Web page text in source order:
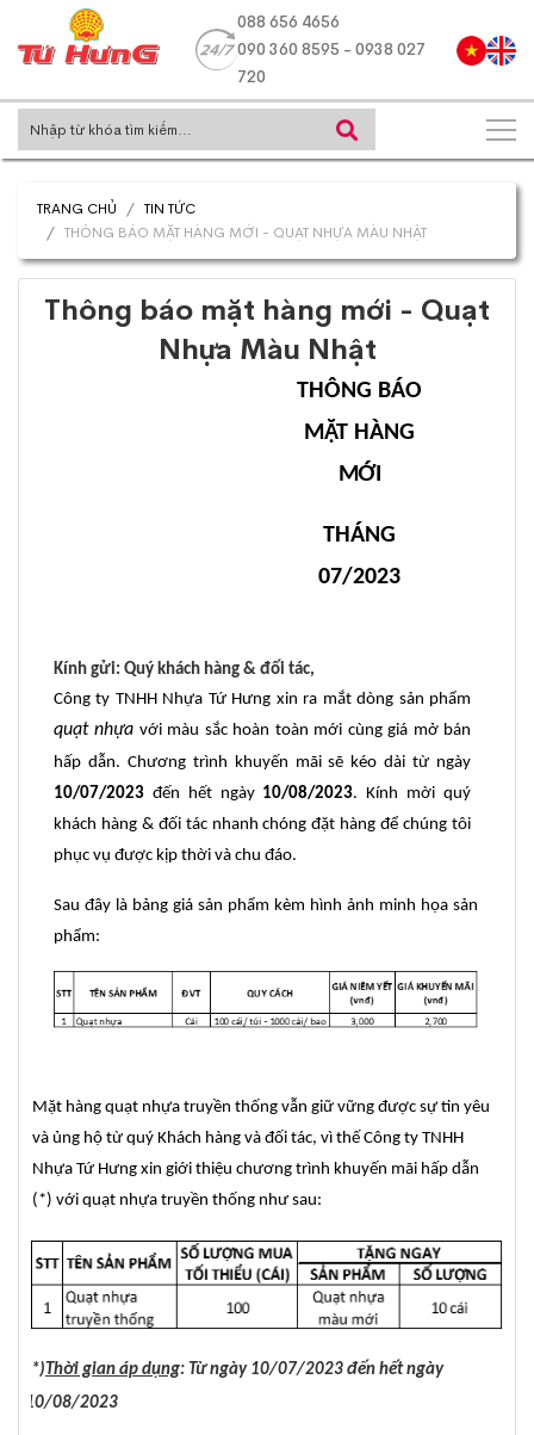
088 656 4656
090 360 8595 - 0938 027
720
TRANG CHỦ
TIN TỨC
THÔNG BÁO MẶT HÀNG MỚI - QUẠT NHỰA MÀU NHẬT
Thông báo mặt hàng mới - Quạt
Nhựa Màu Nhật
THÔNG BÁO
MẶT HÀNG
MỚI
THÁNG
07/2023
Kính gửi: Quý khách hàng & đối tác,
Công ty TNHH Nhựa Tứ Hưng xin ra mắt dòng sản phẩm
quạt nhựa với màu sắc hoàn toàn mới cùng giá mở bán
hấp dẫn. Chương trình khuyến mãi sẽ kéo dài từ ngày
10/07/2023 đến hết ngày 10/08/2023. Kính mời quý
khách hàng & đối tác nhanh chóng đặt hàng để chúng tôi
phục vụ được kịp thời và chu đáo.
Sau đây là bảng giá sản phẩm kèm hình ảnh minh họa sản
phẩm:
Mặt hàng quạt nhựa truyền thống vẫn giữ vững được sự tin yêu
và ủng hộ từ quý Khách hàng và đối tác, vì thế Công ty TNHH
Nhựa Tứ Hưng xin giới thiệu chương trình khuyến mãi hấp dẫn
(*) với quạt nhựa truyền thống như sau:
(*)Thời gian áp dụng: Từ ngày 10/07/2023 đến hết ngày
10/08/2023